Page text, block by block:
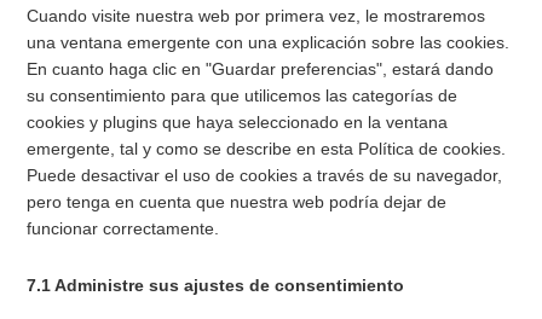
Cuando visite nuestra web por primera vez, le mostraremos
una ventana emergente con una explicación sobre las cookies.
En cuanto haga clic en "Guardar preferencias", estará dando
su consentimiento para que utilicemos las categorías de
cookies y plugins que haya seleccionado en la ventana
emergente, tal y como se describe en esta Política de cookies.
Puede desactivar el uso de cookies a través de su navegador,
pero tenga en cuenta que nuestra web podría dejar de
funcionar correctamente.
7.1 Administre sus ajustes de consentimiento